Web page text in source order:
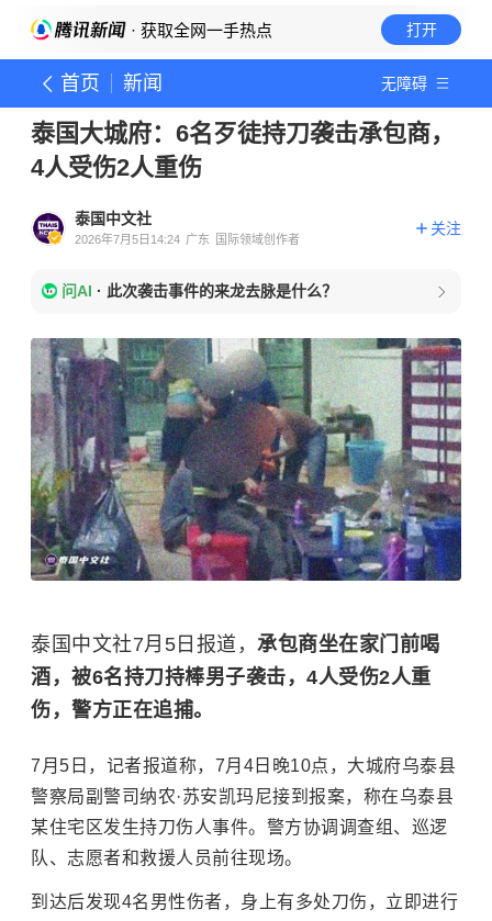
· 获取全网一手热点 打开
首页 新闻 无障碍
泰国大城府：6名歹徒持刀袭击承包商，
4人受伤2人重伤
泰国中文社
2026年7月5日14:24 广东 国际领域创作者
关注
问AI · 此次袭击事件的来龙去脉是什么？
泰国中文社7月5日报道， 承包商坐在家门前喝
酒，被6名持刀持棒男子袭击，4人受伤2人重
伤，警方正在追捕。
7月5日，记者报道称，7月4日晚10点，大城府乌泰县
警察局副警司纳农·苏安凯玛尼接到报案，称在乌泰县
某住宅区发生持刀伤人事件。警方协调调查组、巡逻
队、志愿者和救援人员前往现场。
到达后发现4名男性伤者，身上有多处刀伤，立即进行